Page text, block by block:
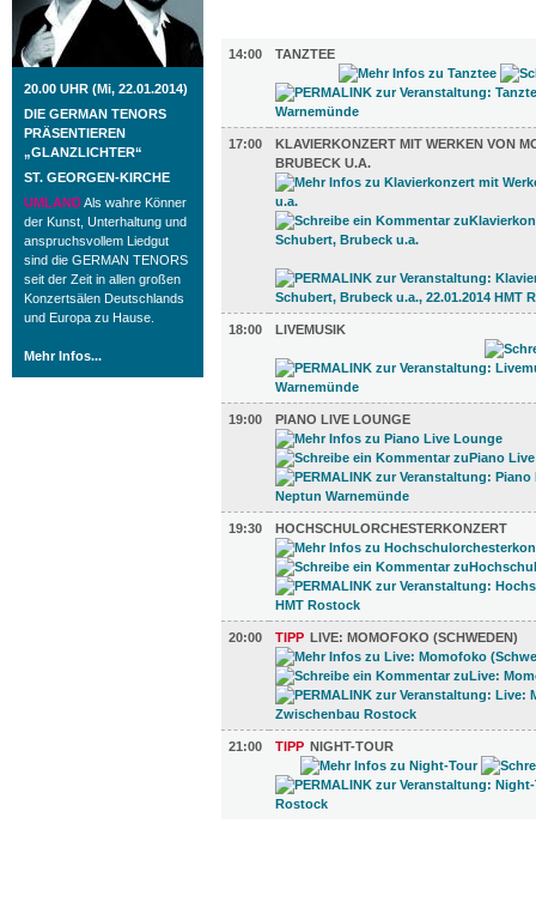
20.00 UHR (Mi, 22.01.2014)
DIE GERMAN TENORS
PRÄSENTIEREN
„GLANZLICHTER“
ST. GEORGEN-KIRCHE
UMLANDAls wahre Könner
der Kunst, Unterhaltung und
anspruchsvollem Liedgut
sind die GERMAN TENORS
seit der Zeit in allen großen
Konzertsälen Deutschlands
und Europa zu Hause.
Mehr Infos...
14:00
TANZTEE
17:00
KLAVIERKONZERT MIT WERKEN VON
BRUBECK U.A.
18:00 LIVEMUSIK
19:00 PIANO LIVE LOUNGE
19:30 HOCHSCHULORCHESTERKONZERT
20:00 TIPP LIVE: MOMOFOKO (SCHWEDEN)
21:00 TIPP NIGHT-TOUR